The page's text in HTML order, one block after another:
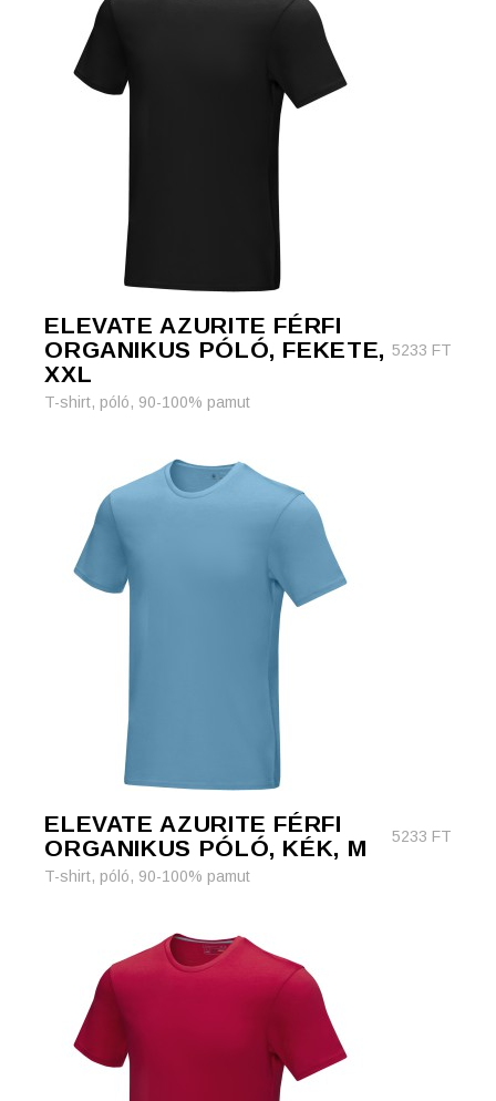
ELEVATE AZURITE FÉRFI
ORGANIKUS PÓLÓ, FEKETE,
XXL
5233 FT
T-shirt, póló, 90-100% pamut
ELEVATE AZURITE FÉRFI
ORGANIKUS PÓLÓ, KÉK, M
5233 FT
T-shirt, póló, 90-100% pamut